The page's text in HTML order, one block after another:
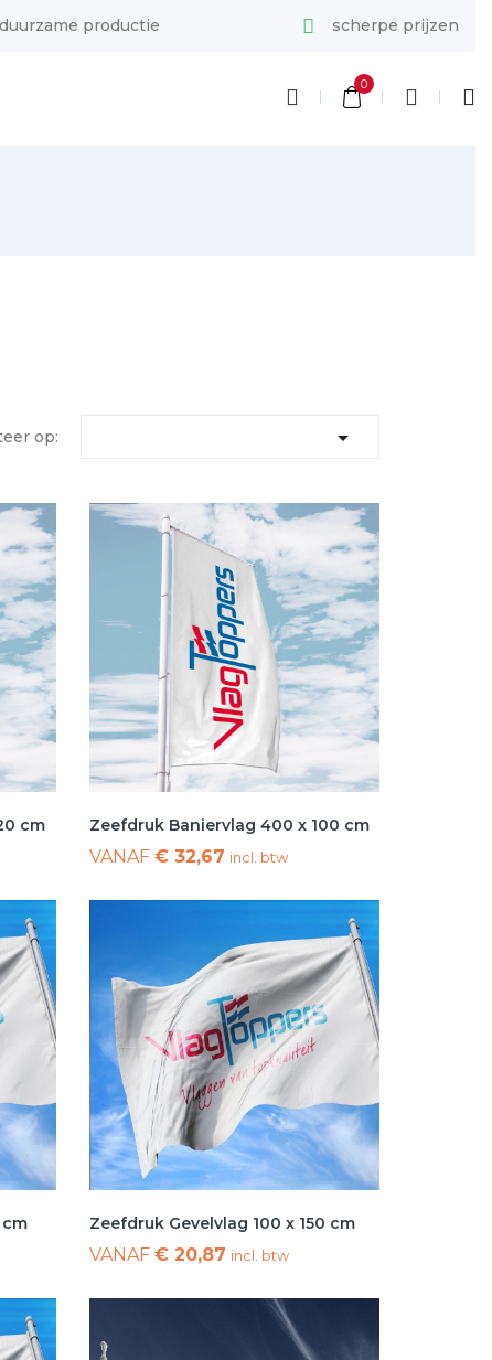
duurzame productie scherpe prijzen
0
op: 
cm Zeefdruk Baniervlag 400 x 100 cm
VANAF€ 32,67 incl. btw
cm Zeefdruk Gevelvlag 100 x 150 cm
VANAF€ 20,87 incl. btw